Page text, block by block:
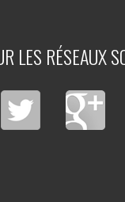
LES RÉSEAUX